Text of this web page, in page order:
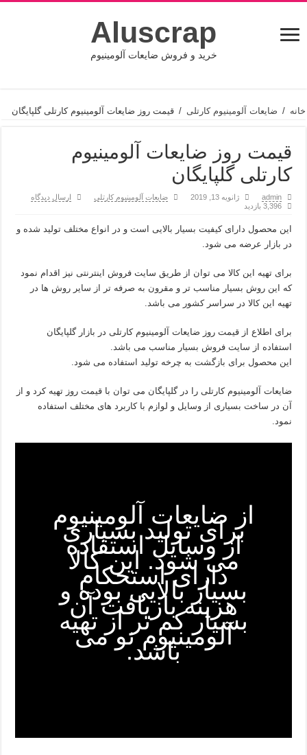
Aluscrap
خرید و فروش ضایعات آلومینیوم
خانه / ضایعات آلومینیوم کارتلی / قیمت روز ضایعات آلومینیوم کارتلی گلپایگان
قیمت روز ضایعات آلومینیوم
کارتلی گلپایگان
admin ژانویه 13, 2019 ضایعات آلومینیوم کارتلی
ارسال دیدگاه
3,396 بازدید
این محصول دارای کیفیت بسیار بالایی است و در انواع مختلف تولید شده و
در بازار عرضه می شود.
برای تهیه این کالا می توان از طریق سایت فروش اینترنتی نیز اقدام نمود
که این روش بسیار مناسب تر و مقرون به صرفه تر از سایر روش ها در
تهیه این کالا در سراسر کشور می باشد.
برای اطلاع از قیمت روز ضایعات آلومینیوم کارتلی در بازار گلپایگان
استفاده از سایت فروش بسیار مناسب می باشد.
این محصول برای بازگشت به چرخه تولید استفاده می شود.
ضایعات آلومینیوم کارتلی را در گلپایگان می توان با قیمت روز تهیه کرد و از
آن در ساخت بسیاری از وسایل و لوازم با کاربرد های مختلف استفاده
نمود.
از ضایعات آلومینیوم
برای تولید بسیاری
از وسایل استفاده
می شود. این کالا
دارای استحکام
بسیار بالایی بوده و
هزینه بازیافت آن
بسیار کم تر از تهیه
آلومینیوم نو می
باشد.